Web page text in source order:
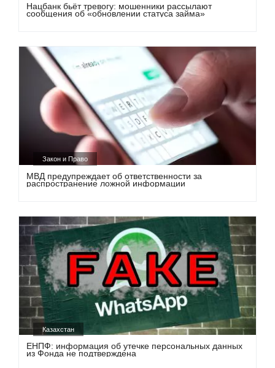
Нацбанк бьёт тревогу: мошенники рассылают
сообщения об «обновлении статуса займа»
Закон и Право
МВД предупреждает об ответственности за
распространение ложной информации
Казахстан
ЕНПФ: информация об утечке персональных данных
из Фонда не подтверждена